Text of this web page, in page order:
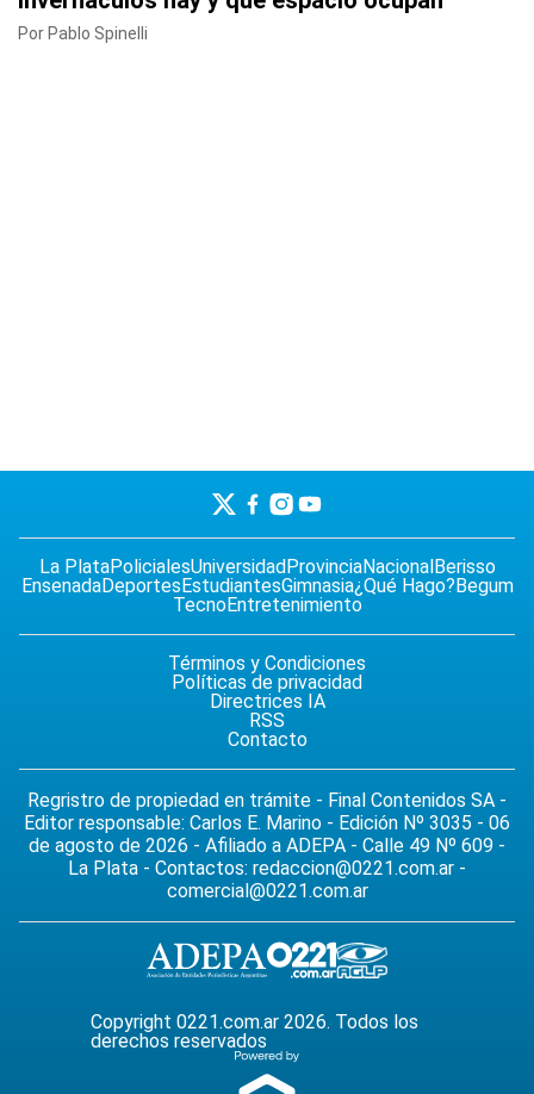
Por Pablo Spinelli
La PlataPolicialesUniversidad ProvinciaNacional Berisso
EnsenadaDeportes EstudiantesGimnasia¿Qué Hago? Begum
TecnoEntretenimiento
Términos y Condiciones
Políticas de privacidad
Directrices IA
RSS
Contacto
Regristro de propiedad en trámite - Final Contenidos SA -
Editor responsable: Carlos E. Marino - Edición Nº 3035 - 06
de agosto de 2026 - Afiliado a ADEPA - Calle 49 Nº 609 -
La Plata - Contactos: redaccion@0221.com.ar -
comercial@0221.com.ar
Copyright 0221.com.ar 2026. Todos los
derechos reservados